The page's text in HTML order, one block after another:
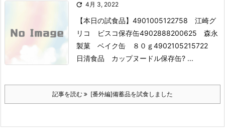
 4月 3, 2022
【本日の試食品】 4901005122758 江崎グ
リコ ビスコ保存缶4902888200625 森永
製菓 ベイク缶 ８０ｇ 4902105215722
日清食品 カップヌードル保存缶? ...
記事を読む [番外編]備蓄品を試食しました